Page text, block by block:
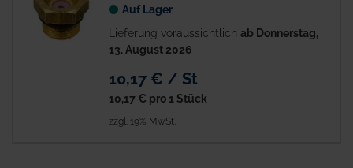
Auf Lager
Lieferung voraussichtlich ab Donnerstag,
13. August 2026
10,17 € / St
10,17 € pro 1 Stück
zzgl. 19% MwSt.